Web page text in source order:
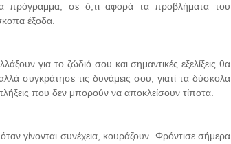
πρόγραμμα, σε ό,τι αφορά τα προβλήματα του
έξοδα.
για το ζώδιό σου και σημαντικές εξελίξεις θα
συγκράτησε τις δυνάμεις σου, γιατί τα δύσκολα
που δεν μπορούν να αποκλείσουν τίποτα.
γίνονται συνέχεια, κουράζουν. Φρόντισε σήμερα